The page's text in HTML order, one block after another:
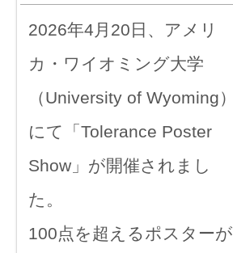
2026年4月20日、アメリ
カ・ワイオミング大学
（University of Wyoming）
にて「Tolerance Poster
Show」が開催されまし
た。
100点を超えるポスターが